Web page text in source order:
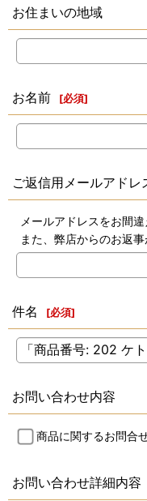
お住まいの地域
お名前 [必須]
ご返信用メールアドレ
メールアドレスをお間
また、弊店からのお返
件名 [必須]
お問い合わせ内容
商品に関するお問合
お問い合わせ詳細内容